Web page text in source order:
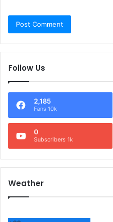
Follow Us
2,185
Fans 10k
0
Subscribers 1k
Weather